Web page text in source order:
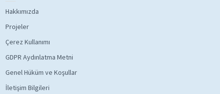
Hakkımızda
Projeler
Çerez Kullanımı
GDPR Aydınlatma Metni
Genel Hüküm ve Koşullar
İletişim Bilgileri